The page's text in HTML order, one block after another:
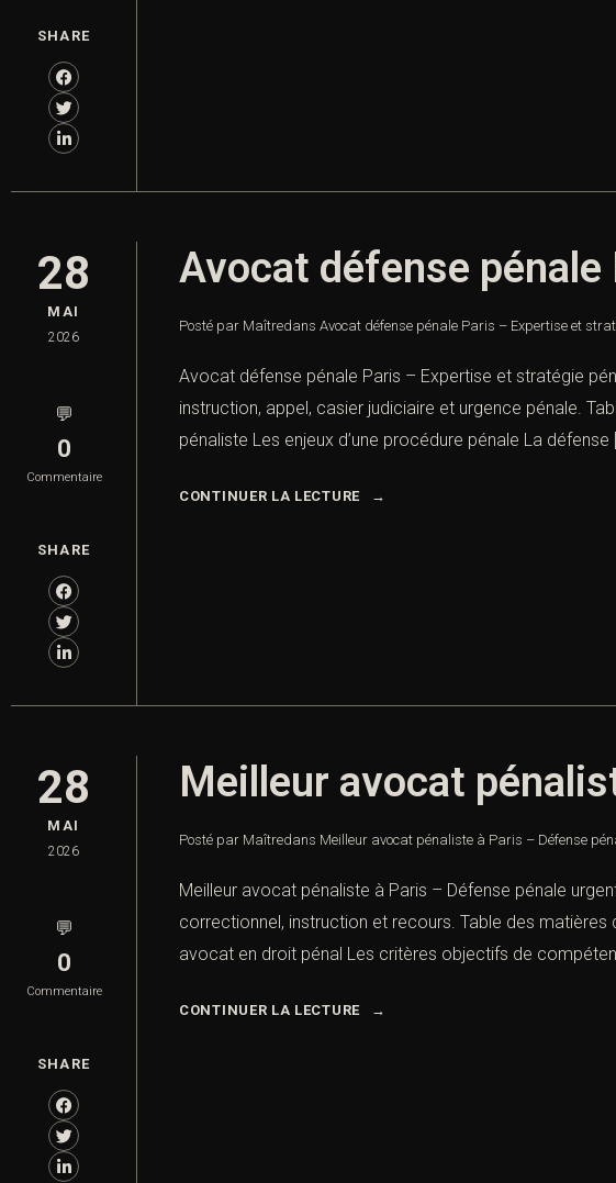
SHARE
28
MAI
2026
💬
0
Commentaire
SHARE
Avocat défense
Posté par Maîtredans Avocat défense pénale Paris – Expertise et
Avocat défense pénale Paris – Expertise et stratégie
instruction, appel, casier judiciaire et urgence pénale.
pénaliste Les enjeux d’une procédure pénale La défense
CONTINUER LA LECTURE
28
MAI
2026
💬
0
Commentaire
SHARE
Meilleur avocat
Posté par Maîtredans Meilleur avocat pénaliste à Paris – Défense
Meilleur avocat pénaliste à Paris – Défense pénale
correctionnel, instruction et recours. Table des
avocat en droit pénal Les critères objectifs de
CONTINUER LA LECTURE